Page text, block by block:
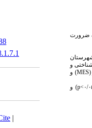
|
ضرورت
پیگیری بود. جامعه آماری شامل کلیه زنان باردار مراجعه کننده به مراکز بهداشتی و درمانی در سال ۱۳۹۹ در شهرستان
و
)
MES
( و
p) و